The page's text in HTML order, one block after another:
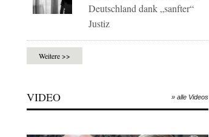
Deutschland dank „sanfter“
Justiz
Weitere >>
VIDEO » alle Videos